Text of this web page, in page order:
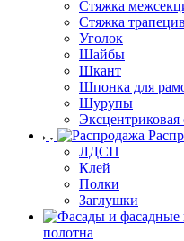
Стяжка
Стяжка
Уголок
Шайбы
Шкант
Шпонка для
Шурупы
Эксцентриковая
ЛДСП
Клей
Полки
Заглушки
полотна